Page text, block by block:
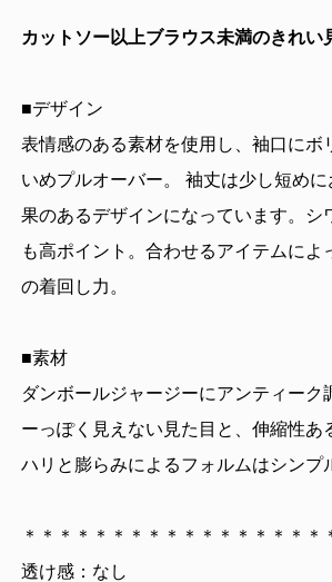
カットソー以上ブラウス未満のきれ
■デザイン
表情感のある素材を使用し、袖口に
いめプルオーバー。 袖丈は少し短め
果のあるデザインになっています。
も高ポイント。合わせるアイテムに
の着回し力。
■素材
ダンボールジャージーにアンティー
ーっぽく見えない見た目と、伸縮性
ハリと膨らみによるフォルムはシンプ
＊＊＊＊＊＊＊＊＊＊＊＊＊＊＊＊＊
透け感：なし